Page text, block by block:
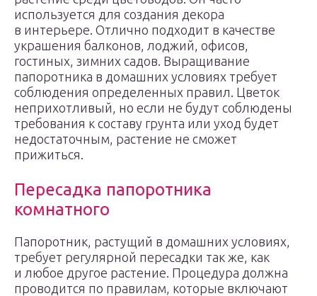
используется для создания декора
в интерьере. Отлично подходит в качестве
украшения балконов, лоджий, офисов,
гостиных, зимних садов. Выращивание
папоротника в домашних условиях требует
соблюдения определенных правил. Цветок
неприхотливый, но если не будут соблюдены
требования к составу грунта или уход будет
недостаточным, растение не сможет
прижиться.
Пересадка папоротника
комнатного
Папоротник, растущий в домашних условиях,
требует регулярной пересадки так же, как
и любое другое растение. Процедура должна
проводится по правилам, которые включают